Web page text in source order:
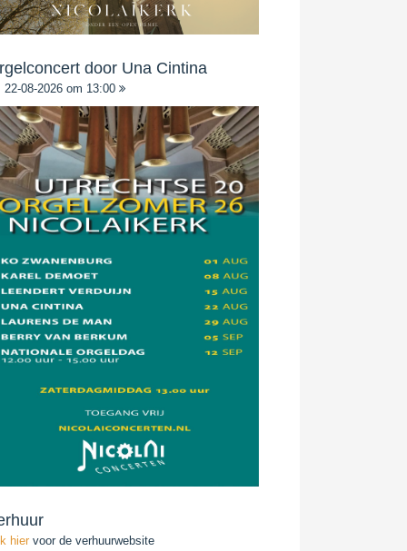
door Una Cintina
22-08-2026 om 13:00
hiervoor de verhuurwebsite